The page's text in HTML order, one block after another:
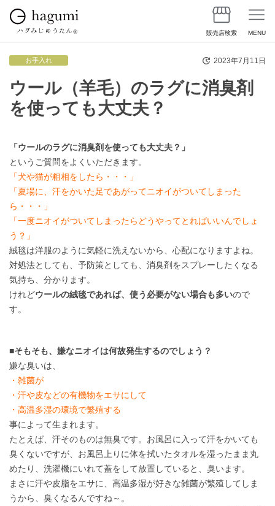
販売店検索 MENU
ウール（羊毛）のラグに消臭剤
を使っても大丈夫？
お手入れ 2023年7月11日
「ウールのラグに消臭剤を使っても大丈夫？」
というご質問をよくいただきます。
「犬や猫が粗相をしたら・・・」
「夏場に、汗をかいた足であがってニオイがついてしまった
ら・・・」
「一度ニオイがついてしまったらどうやってとればいいんでしょ
う？」
絨毯は洋服のように気軽に洗えないから、心配になりますよね。
対処法としても、予防策としても、消臭剤をスプレーしたくなる
気持ち、分かります。
けれどウールの絨毯であれば、使う必要がない場合も多いので
す。
■そもそも、嫌なニオイは何故発生するのでしょう？
嫌な臭いは、
・雑菌が
・汗や皮などの有機物をエサにして
・高温多湿の環境で繁殖する
事によって生まれます。
たとえば、汗そのものは無臭です。お風呂に入って汗をかいても
臭くないですが、お風呂上りに体を拭いたタオルを湿ったまま丸
めたり、洗濯機にいれて蓋をして放置していると、臭います。
まさに汗や皮脂をエサに、高温多湿が好きな雑菌が繁殖してしま
うから、臭くなるんですね～。